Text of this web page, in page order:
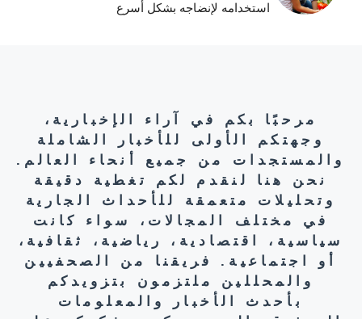
استخدامه لإنضاجه بشكل أسرع
مرحبًا بكم في آراء الإخبارية،
وجهتكم الأولى للأخبار الشاملة
والمستجدات من جميع أنحاء العالم.
نحن هنا لنقدم لكم تغطية دقيقة
وتحليلات متعمقة للأحداث الجارية
في مختلف المجالات، سواء كانت
سياسية، اقتصادية، رياضية، ثقافية،
أو اجتماعية. فريقنا من الصحفيين
والمحللين ملتزمون بتزويدكم
بأحدث الأخبار والمعلومات